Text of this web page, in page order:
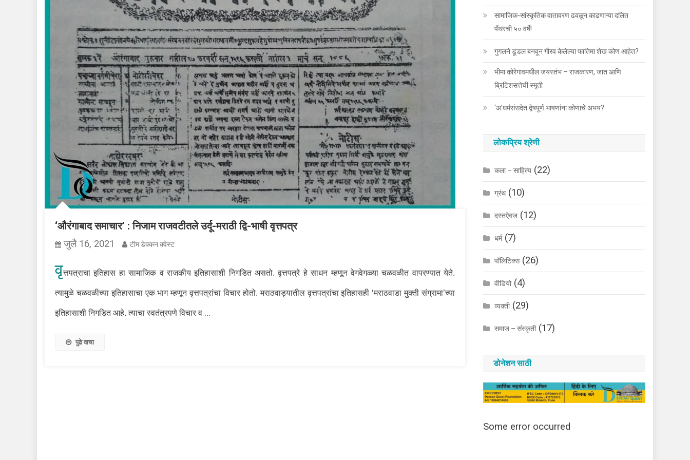
‘औरंगाबाद समाचार’ : निजाम राजवटीतले उर्दू-मराठी द्वि-भाषी वृत्तपत्र
जुलै 16, 2021 टीम डेक्कन क्वेस्ट
वृत्तपत्राचा इतिहास हा सामाजिक व राजकीय इतिहासाशी निगडित असतो. वृत्तपत्रे हे साधन म्हणून वेगवेगळ्या चळवळीत वापरण्यात येते.
त्यामुळे चळवळीच्या इतिहासाचा एक भाग म्हणून वृत्तपत्रांचा विचार होतो. मराठवाड्यातील वृत्तपत्रांचा इतिहासही ‘मराठवाडा मुक्ती संग्रामा’च्या
इतिहासाशी निगडित आहे. त्याचा स्वतंत्रपणे विचार व …
पुढे वाचा
सामाजिक-सांस्कृतिक वातावरण ढवळून काढणाऱ्या दलित
पँथरची ५० वर्षे!
गुगलने डूडल बनवून गौरव केलेल्या फातिमा शेख कोण आहेत?
भीमा कोरेगावमधील जयस्तंभ – राजकारण, जात आणि
ब्रिटिशसत्तेची स्मृती
‘अ’धर्मसंसदेत द्वेषपूर्ण भाषणांना कोणाचे अभय?
लोकप्रिय श्रेणी
कला – साहित्य (22)
ग्रंथ(10)
दस्तऐवज (12)
धर्म(7)
पॉलिटिक्स(26)
वीडियो(4)
व्यक्ती(29)
समाज – संस्कृती(17)
डोनेशन साठी
Some error occurred